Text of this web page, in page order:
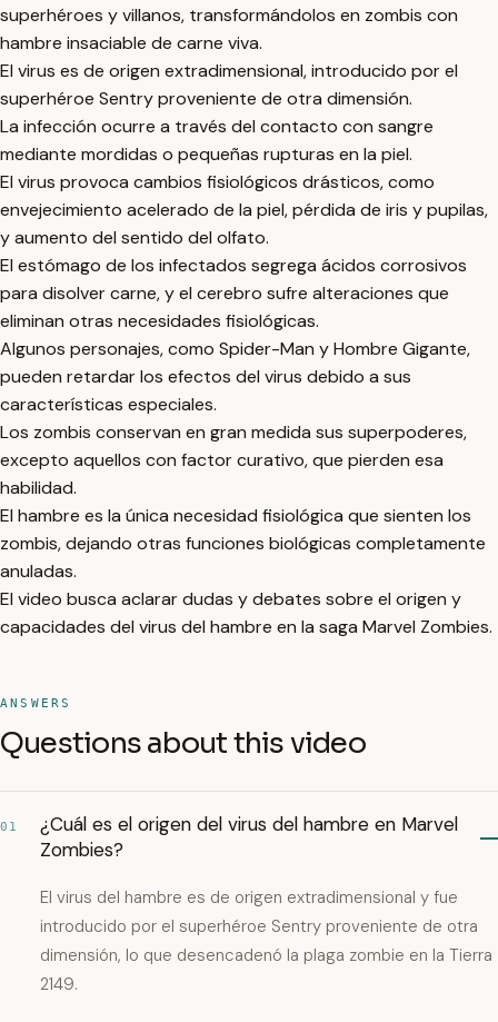
superhéroes y villanos, transformándolos en zombis con
hambre insaciable de carne viva.
El virus es de origen extradimensional, introducido por el
superhéroe Sentry proveniente de otra dimensión.
La infección ocurre a través del contacto con sangre
mediante mordidas o pequeñas rupturas en la piel.
El virus provoca cambios fisiológicos drásticos, como
envejecimiento acelerado de la piel, pérdida de iris y pupilas,
y aumento del sentido del olfato.
El estómago de los infectados segrega ácidos corrosivos
para disolver carne, y el cerebro sufre alteraciones que
eliminan otras necesidades fisiológicas.
Algunos personajes, como Spider-Man y Hombre Gigante,
pueden retardar los efectos del virus debido a sus
características especiales.
Los zombis conservan en gran medida sus superpoderes,
excepto aquellos con factor curativo, que pierden esa
habilidad.
El hambre es la única necesidad fisiológica que sienten los
zombis, dejando otras funciones biológicas completamente
anuladas.
El video busca aclarar dudas y debates sobre el origen y
capacidades del virus del hambre en la saga Marvel Zombies.
ANSWERS
Questions about this video
01
¿Cuál es el origen del virus del hambre en Marvel
Zombies?
El virus del hambre es de origen extradimensional y fue
introducido por el superhéroe Sentry proveniente de otra
dimensión, lo que desencadenó la plaga zombie en la Tierra
2149.